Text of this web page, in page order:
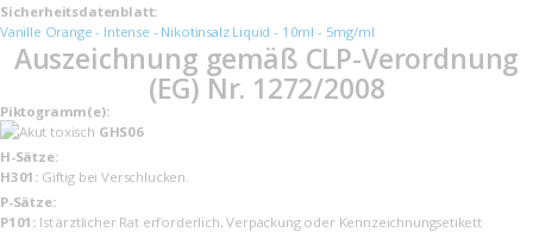
Sicherheits­datenblatt:
Vanille Orange - Intense - Nikotinsalz Liquid - 10ml - 5mg/ml
Auszeichnung gemäß CLP-Verordnung
(EG) Nr. 1272/2008
Piktogramm(e):
GHS06
H-Sätze:
H301: Giftig bei Verschlucken.
P-Sätze:
P101: Ist ärztlicher Rat erforderlich, Verpackung oder Kennzeichnungsetikett